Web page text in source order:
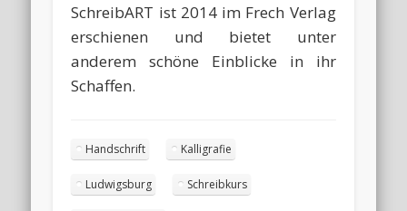
SchreibART ist 2014 im Frech Verlag
erschienen und bietet unter
anderem schöne Einblicke in ihr
Schaffen.
Handschrift Kalligrafie
Ludwigsburg Schreibkurs